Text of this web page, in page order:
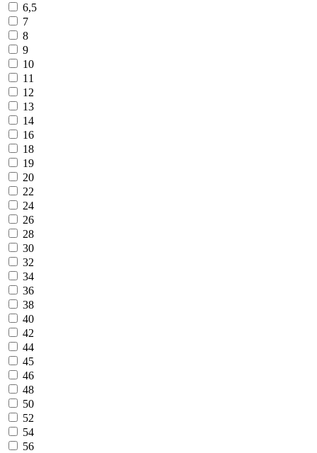
6,5
7
8
9
10
11
12
13
14
16
18
19
20
22
24
26
28
30
32
34
36
38
40
42
44
45
46
48
50
52
54
56